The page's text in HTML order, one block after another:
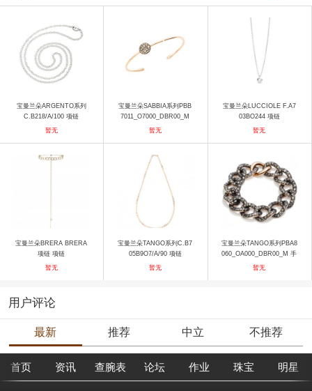
宝曼兰朵ARGENTO系列
C.B218/A/100 项链
暂无
宝曼兰朵SABBIA系列PBB
7011_O7000_DBR00_M
手镯
暂无
宝曼兰朵LUCCIOLE F.A7
03BO244 项链
暂无
宝曼兰朵BRERA BRERA
项链 项链
暂无
宝曼兰朵TANGO系列C.B7
05B9O7/A/90 项链
暂无
宝曼兰朵TANGO系列PBA8
060_OA000_DBR00_M 手
镯
暂无
用户评论
最新 推荐 中立 不推荐
首页 资讯 查腕表 论坛 作业 珠宝 明星